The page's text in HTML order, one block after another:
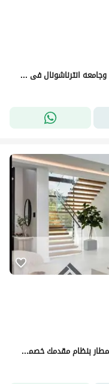
بخصم 20%دوبلكس للبيع بجانب فندق 5 نجوم وجامعه انترناشونال فى منطقه ال R8 ب العاصمه الاداريه الجديده
دوبلكس 5غرف للبيع لمحبي الاستثمار بجوار المطار بنظام مقدمك خصمك علي 12سنه اقساط متساويه